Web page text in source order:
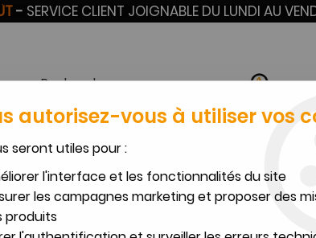
- SERVICE CLIENT JOIGNABLE DU LUNDI AU
VERMICULITE SUR
> Toutes les autres pièces détachées GODIN>BY PASS 55
Godin
autorisez-vous à utiliser vos
seront utiles pour :
l'interface et les fonctionnalités du site
les campagnes marketing et proposer des
produits